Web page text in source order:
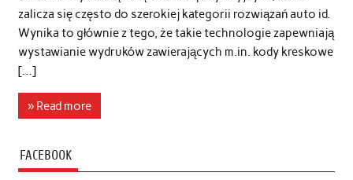
zalicza się często do szerokiej kategorii rozwiązań auto id.
Wynika to głównie z tego, że takie technologie zapewniają
wystawianie wydruków zawierających m.in. kody kreskowe
[…]
» Read more
FACEBOOK